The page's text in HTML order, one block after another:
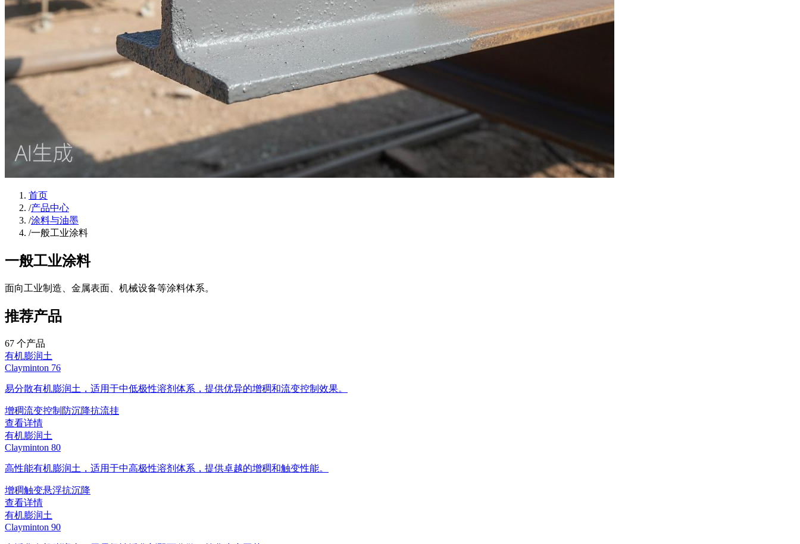
首页
/产品中心
/涂料与油墨
/一般工业涂料
一般工业涂料
面向工业制造、金属表面、机械设备等涂料体系。
推荐产品
67 个产品
有机膨润土
Clayminton 76
易分散有机膨润土，适用于中低极性溶剂体系，提供优异的增稠和流变控制效果。
增稠流变控制 防沉降抗流挂
查看详情
有机膨润土
Clayminton 80
高性能有机膨润土，适用于中高极性溶剂体系，提供卓越的增稠和触变性能。
增稠触变悬浮抗沉降
查看详情
有机膨润土
Clayminton 90